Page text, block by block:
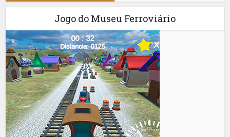
Jogo do Museu Ferroviário